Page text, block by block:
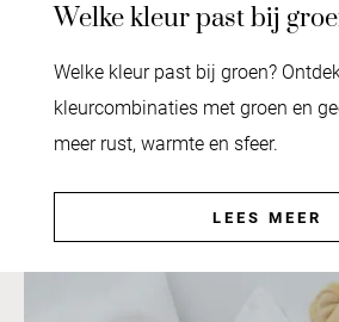
Welke kleur past bij
Welke kleur past bij groen?
kleurcombinaties met groen en
meer rust, warmte en sfeer.
LEES MEER